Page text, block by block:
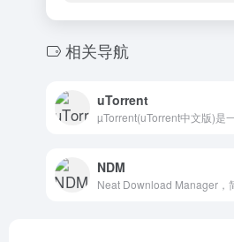
相关导航
uTorrent
NDM